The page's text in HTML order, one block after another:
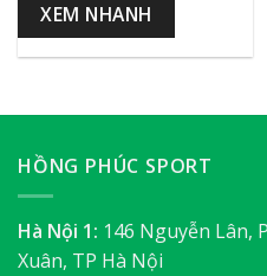
XEM NHANH
HỒNG PHÚC SPORT
Hà Nội 1: 146 Nguyễn Lân,
Xuân, TP Hà Nội